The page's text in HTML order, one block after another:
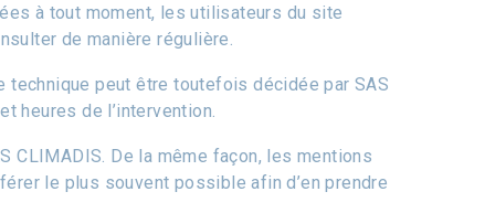
à tout moment, les utilisateurs du site
de manière régulière.
technique peut être toutefois décidée par SAS
heures de l’intervention.
De la même façon, les mentions
le plus souvent possible afin d’en prendre